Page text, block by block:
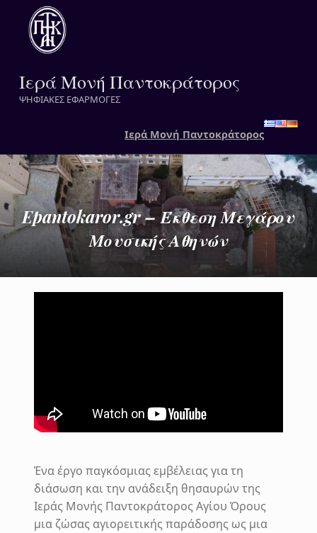
Ιερά Μονή Παντοκράτορος
ΨΗΦΙΑΚΕΣ ΕΦΑΡΜΟΓΕΣ
Ιερά Μονή Παντοκράτορος
Epantokaror.gr – Έκθεση Μεγάρου
Μουσικής Αθηνών
Ένα έργο παγκόσμιας εμβέλειας για τη
διάσωση και την ανάδειξη θησαυρών της
Ιεράς Μονής Παντοκράτορος Αγίου Όρους
μια ζώσας αγιορειτικής παράδοσης ως μια